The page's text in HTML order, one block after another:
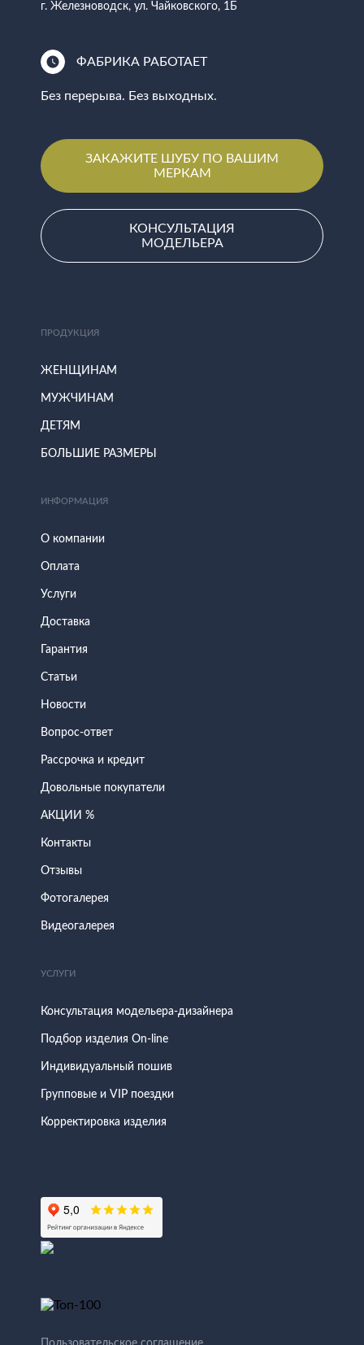
г. Железноводск, ул. Чайковского, 1Б
ФАБРИКА РАБОТАЕТ
Без перерыва. Без выходных.
ЗАКАЖИТЕ ШУБУ ПО ВАШИМ
МЕРКАМ
КОНСУЛЬТАЦИЯ
МОДЕЛЬЕРА
ПРОДУКЦИЯ
ЖЕНЩИНАМ
МУЖЧИНАМ
ДЕТЯМ
БОЛЬШИЕ РАЗМЕРЫ
ИНФОРМАЦИЯ
О компании
Оплата
Услуги
Доставка
Гарантия
Статьи
Новости
Вопрос-ответ
Рассрочка и кредит
Довольные покупатели
АКЦИИ %
Контакты
Отзывы
Фотогалерея
Видеогалерея
УСЛУГИ
Консультация модельера-дизайнера
Подбор изделия On-line
Индивидуальный пошив
Групповые и VIP поездки
Корректировка изделия